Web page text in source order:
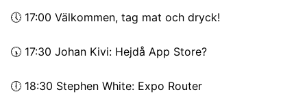
🕔 17:00 Välkommen, tag mat och dryck!
🕠 17:30 Johan Kivi: Hejdå App Store?
🕕 18:30 Stephen White: Expo Router